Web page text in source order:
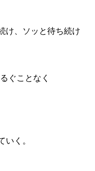
け、ソッと待ち続け
ぐことなく
いく。